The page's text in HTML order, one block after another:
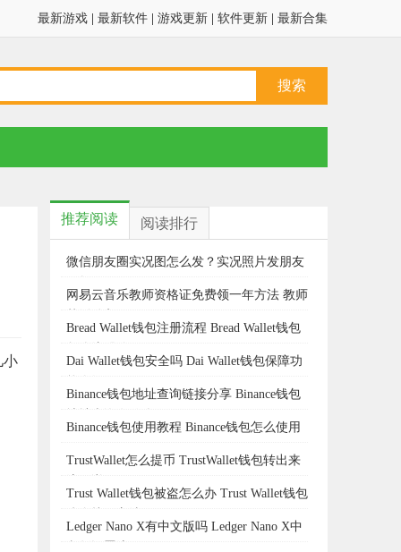
最新游戏 最新软件 游戏更新 软件更新 最新合集
小
推荐阅读 阅读排行
微信朋友圈实况图怎么发？实况照片发朋友
网易云音乐教师资格证免费领一年方法 教师
Bread Wallet钱包注册流程 Bread Wallet钱包
Dai Wallet钱包安全吗 Dai Wallet钱包保障功
Binance钱包地址查询链接分享 Binance钱包
Binance钱包使用教程 Binance钱包怎么使用
TrustWallet怎么提币 TrustWallet钱包转出来
Trust Wallet钱包被盗怎么办 Trust Wallet钱包
Ledger Nano X有中文版吗 Ledger Nano X中